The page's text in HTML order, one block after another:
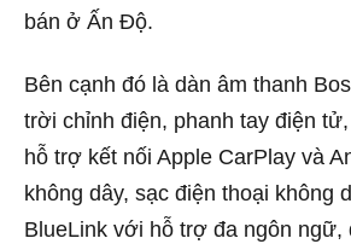
bán ở Ấn Độ.
Bên cạnh đó là dàn âm thanh
trời chỉnh điện, phanh tay điện
hỗ trợ kết nối Apple CarPlay và
không dây, sạc điện thoại không
BlueLink với hỗ trợ đa ngôn ngữ,